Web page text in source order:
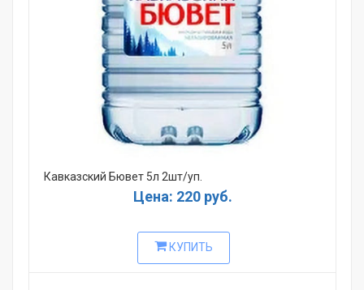
Кавказский Бювет 5л 2шт/уп.
Цена: 220 руб.
КУПИТЬ